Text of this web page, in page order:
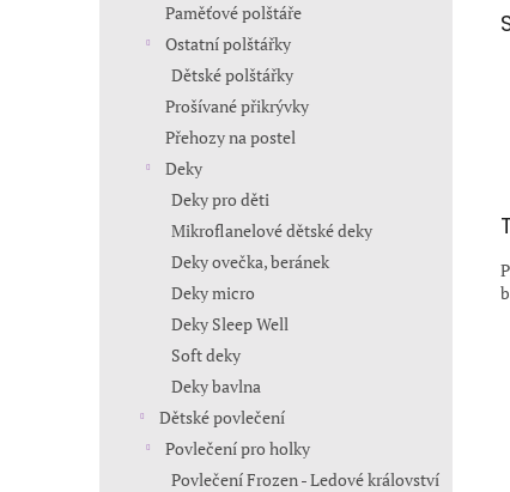
Paměťové polštáře
Ostatní polštářky
Dětské polštářky
Prošívané přikrývky
Přehozy na postel
Deky
Deky pro děti
Mikroflanelové dětské deky
Deky ovečka, beránek
Deky micro
Deky Sleep Well
Soft deky
Deky bavlna
Dětské povlečení
Povlečení pro holky
Povlečení Frozen - Ledové království